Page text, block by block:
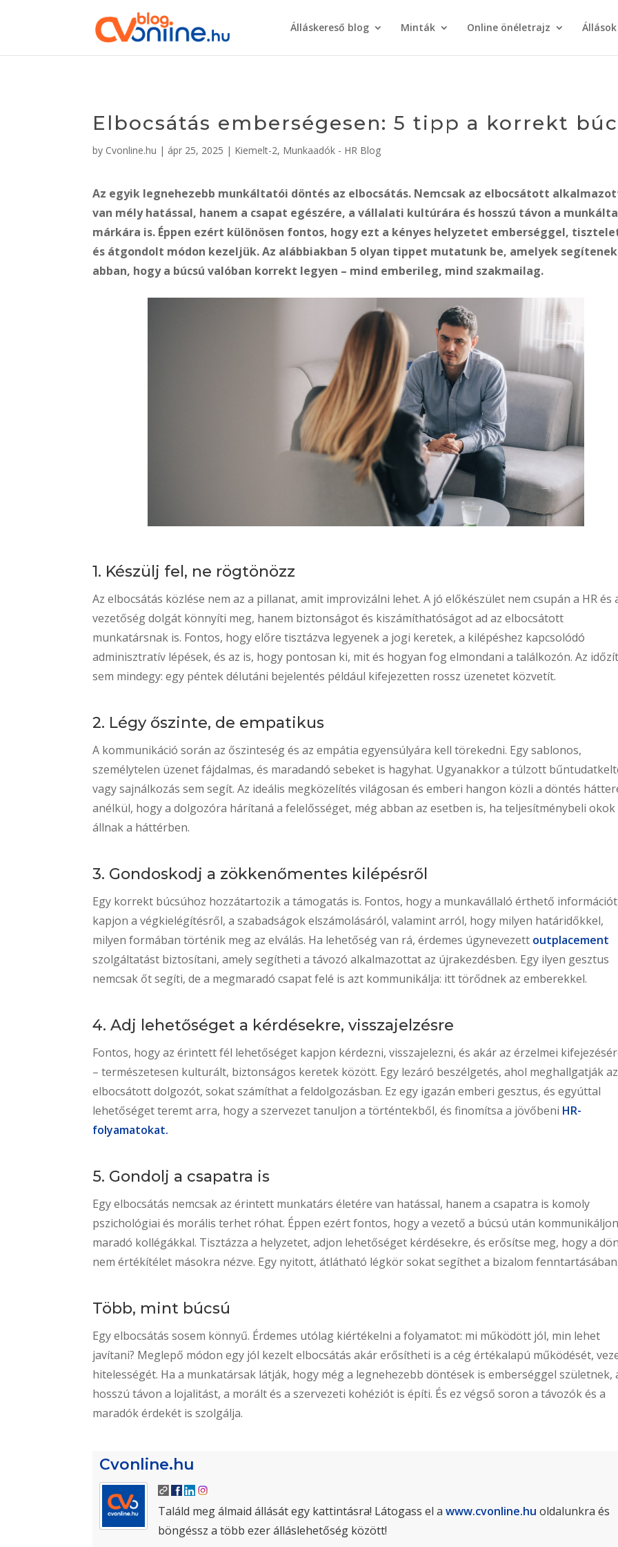
Álláskereső blog Minták Online önéletrajz Állások
Elbocsátás emberségesen: 5 tipp a korrekt
by Cvonline.hu | ápr 25, 2025 | Kiemelt-2, Munkaadók - HR Blog
Az egyik legnehezebb munkáltatói döntés az elbocsátás. Nemcsak az elbocsátott
van mély hatással, hanem a csapat egészére, a vállalati kultúrára és hosszú távon a
márkára is. Éppen ezért különösen fontos, hogy ezt a kényes helyzetet emberséggel,
és átgondolt módon kezeljük. Az alábbiakban 5 olyan tippet mutatunk be, amelyek segítenek
abban, hogy a búcsú valóban korrekt legyen – mind emberileg, mind szakmailag.
1. Készülj fel, ne rögtönözz
Az elbocsátás közlése nem az a pillanat, amit improvizálni lehet. A jó előkészület nem csupán a HR és
vezetőség dolgát könnyíti meg, hanem biztonságot és kiszámíthatóságot ad az elbocsátott
munkatársnak is. Fontos, hogy előre tisztázva legyenek a jogi keretek, a kilépéshez kapcsolódó
adminisztratív lépések, és az is, hogy pontosan ki, mit és hogyan fog elmondani a találkozón. Az
sem mindegy: egy péntek délutáni bejelentés például kifejezetten rossz üzenetet közvetít.
2. Légy őszinte, de empatikus
A kommunikáció során az őszinteség és az empátia egyensúlyára kell törekedni. Egy sablonos,
személytelen üzenet fájdalmas, és maradandó sebeket is hagyhat. Ugyanakkor a túlzott
vagy sajnálkozás sem segít. Az ideális megközelítés világosan és emberi hangon közli a döntés
anélkül, hogy a dolgozóra hárítaná a felelősséget, még abban az esetben is, ha teljesítménybeli okok
állnak a háttérben.
3. Gondoskodj a zökkenőmentes kilépésről
Egy korrekt búcsúhoz hozzátartozik a támogatás is. Fontos, hogy a munkavállaló érthető információt
kapjon a végkielégítésről, a szabadságok elszámolásáról, valamint arról, hogy milyen határidőkkel,
milyen formában történik meg az elválás. Ha lehetőség van rá, érdemes úgynevezett outplacement
szolgáltatást biztosítani, amely segítheti a távozó alkalmazottat az újrakezdésben. Egy ilyen gesztus
nemcsak őt segíti, de a megmaradó csapat felé is azt kommunikálja: itt törődnek az emberekkel.
4. Adj lehetőséget a kérdésekre, visszajelzésre
Fontos, hogy az érintett fél lehetőséget kapjon kérdezni, visszajelezni, és akár az érzelmei
– természetesen kulturált, biztonságos keretek között. Egy lezáró beszélgetés, ahol meghallgatják az
elbocsátott dolgozót, sokat számíthat a feldolgozásban. Ez egy igazán emberi gesztus, és egyúttal
lehetőséget teremt arra, hogy a szervezet tanuljon a történtekből, és finomítsa a jövőbeni HR-
folyamatokat.
5. Gondolj a csapatra is
Egy elbocsátás nemcsak az érintett munkatárs életére van hatással, hanem a csapatra is komoly
pszichológiai és morális terhet róhat. Éppen ezért fontos, hogy a vezető a búcsú után
maradó kollégákkal. Tisztázza a helyzetet, adjon lehetőséget kérdésekre, és erősítse meg, hogy a
nem értékítélet másokra nézve. Egy nyitott, átlátható légkör sokat segíthet a bizalom
Több, mint búcsú
Egy elbocsátás sosem könnyű. Érdemes utólag kiértékelni a folyamatot: mi működött jól, min lehet
javítani? Meglepő módon egy jól kezelt elbocsátás akár erősítheti is a cég értékalapú működését,
hitelességét. Ha a munkatársak látják, hogy még a legnehezebb döntések is emberséggel születnek,
hosszú távon a lojalitást, a morált és a szervezeti kohéziót is építi. És ez végső soron a távozók és a
maradók érdekét is szolgálja.
Cvonline.hu
Találd meg álmaid állását egy kattintásra! Látogass el awww.cvonline.hu oldalunkra és
böngéssz a több ezer álláslehetőség között!